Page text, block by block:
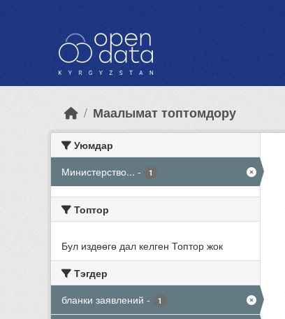
Маалымат топтомдору
Уюмдар
Министерство... - 1
Топтор
Бул издөөгө дал келген Топтор жок
Тэгдер
бланки заявлений - 1